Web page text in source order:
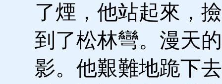
了煙，他站起來，
到了松林彎。漫天
影。他艱難地跪下